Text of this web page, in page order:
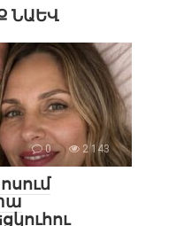
ՆԱԵՎ
0 2 143